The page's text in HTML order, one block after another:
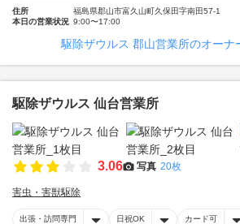
住所
福島県郡山市富久山町久保田字南田57-1
本日の営業状況 9:00〜17:00
駆除ザウルス 郡山営業所のオーナ
駆除ザウルス 仙台営業所
3.06 写真 20枚
害虫・害獣駆除
出張・訪問専門 日祝OK カード可